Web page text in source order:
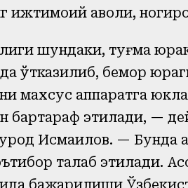
ижтимоий аҳволи,
шундаки, туғма
ўтказилиб, бемор
махсус аппаратга
бартараф этилади, —
Исмаилов. — Бунда
талаб этилади.
бажарилиши